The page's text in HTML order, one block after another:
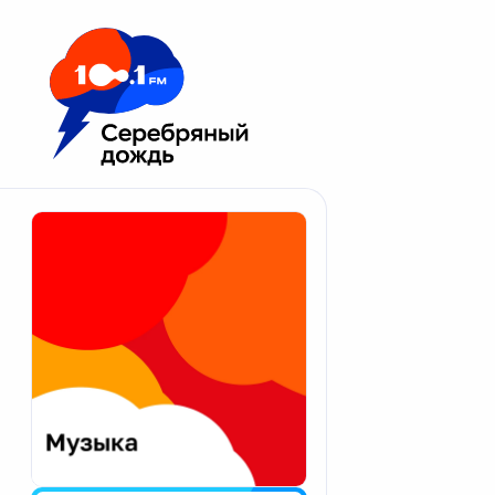
Москва 100.1 FM
Апатиты
Екатеринбург
Калининград
Калуга